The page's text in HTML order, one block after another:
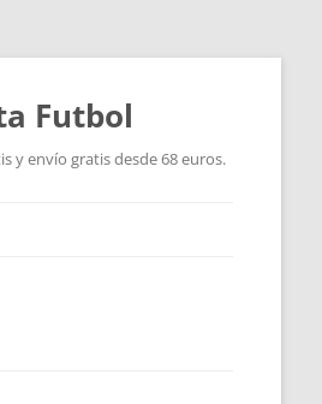
Futbol
y envío gratis desde 68 euros.